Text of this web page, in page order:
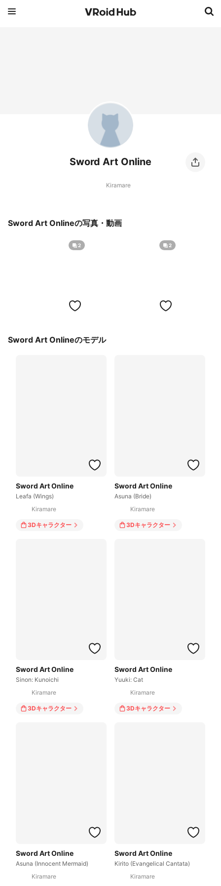
Sword Art Online
Kiramare
Sword Art Onlineの写真・動画
2 2
Sword Art Onlineのモデル
Sword Art Online
Leafa (Wings)
Kiramare
3Dキャラクター
Sword Art Online
Asuna (Bride)
Kiramare
3Dキャラクター
Sword Art Online
Sinon: Kunoichi
Kiramare
3Dキャラクター
Sword Art Online
Yuuki: Cat
Kiramare
3Dキャラクター
Sword Art Online
Asuna (Innocent Mermaid)
Kiramare
Sword Art Online
Kirito (Evangelical Cantata)
Kiramare